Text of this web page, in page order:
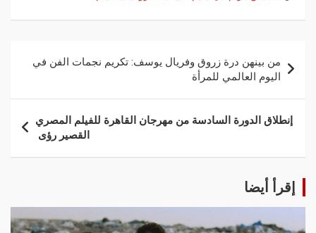
من بينهن درة زروق وفريال يوسف: تكريم نجمات الفن في
اليوم العالمي للمرأة
إنطلاق الدورة السادسة من مهرجان القاهرة للفيلم المصري
القصير رؤى
إقرأ أيضا